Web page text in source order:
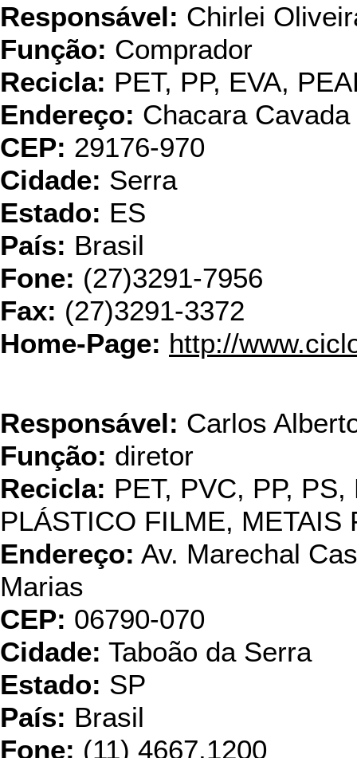
Responsável: Chirlei
Função: Comprador
Recicla: PET, PP, EVA,
Endereço: Chacara
CEP: 29176-970
Cidade: Serra
Estado: ES
País: Brasil
Fone: (27)3291-7956
Fax: (27)3291-3372
Home-Page: http://
Responsável: Carlos
Função: diretor
Recicla: PET, PVC, PP,
PLÁSTICO FILME, METAIS
Endereço: Av. Marechal
Marias
CEP: 06790-070
Cidade: Taboão da Serra
Estado: SP
País: Brasil
Fone: (11) 4667.1200